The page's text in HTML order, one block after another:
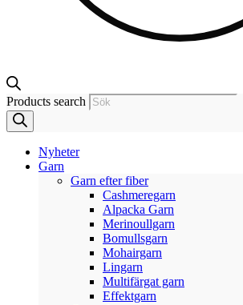
Products search
Nyheter
Garn
Garn efter fiber
Cashmeregarn
Alpacka Garn
Merinoullgarn
Bomullsgarn
Mohairgarn
Lingarn
Multifärgat garn
Effektgarn